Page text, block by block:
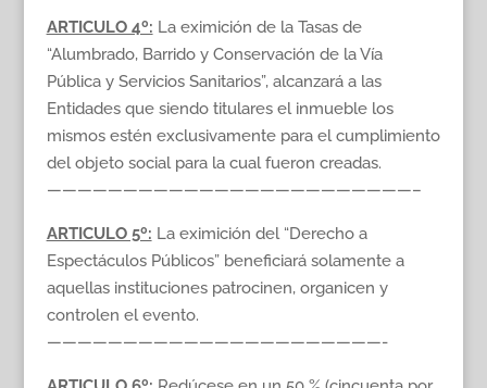
ARTICULO 4º: La eximición de la Tasas de
“Alumbrado, Barrido y Conservación de la Vía
Pública y Servicios Sanitarios”, alcanzará a las
Entidades que siendo titulares el inmueble los
mismos estén exclusivamente para el cumplimiento
del objeto social para la cual fueron creadas.
————————————————————————–
ARTICULO 5º: La eximición del “Derecho a
Espectáculos Públicos” beneficiará solamente a
aquellas instituciones patrocinen, organicen y
controlen el evento.
——————————————————————-